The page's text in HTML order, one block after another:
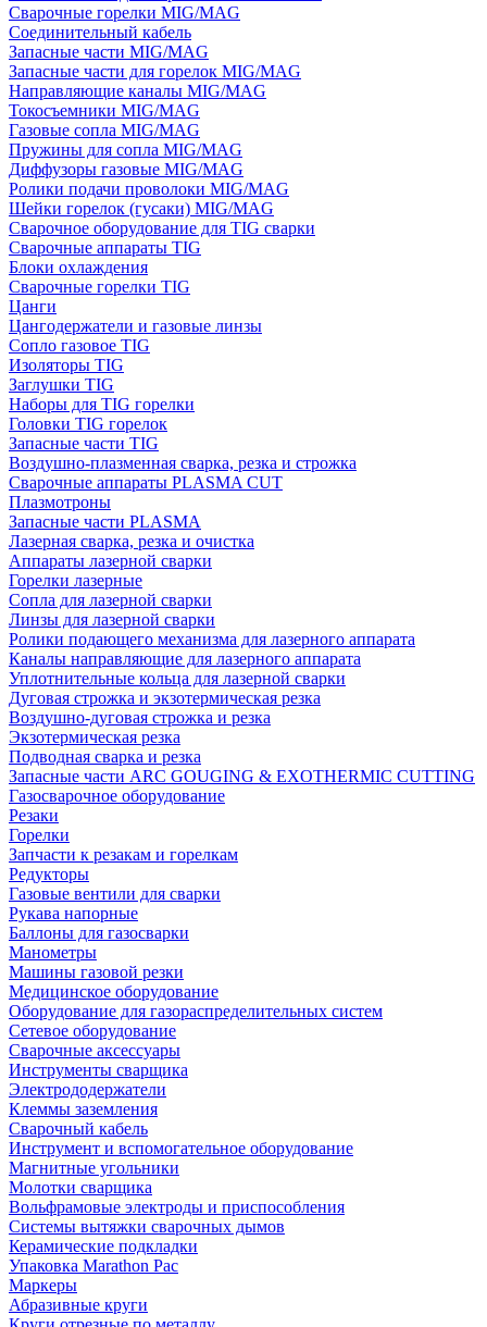
Сварочные горелки MIG/MAG
Соединительный кабель
Запасные части MIG/MAG
Запасные части для горелок MIG/MAG
Направляющие каналы MIG/MAG
Токосъемники MIG/MAG
Газовые сопла MIG/MAG
Пружины для сопла MIG/MAG
Диффузоры газовые MIG/MAG
Ролики подачи проволоки MIG/MAG
Шейки горелок (гусаки) MIG/MAG
Сварочное оборудование для TIG сварки
Сварочные аппараты TIG
Блоки охлаждения
Сварочные горелки TIG
Цанги
Цангодержатели и газовые линзы
Сопло газовое TIG
Изоляторы TIG
Заглушки TIG
Наборы для TIG горелки
Головки TIG горелок
Запасные части TIG
Воздушно-плазменная сварка, резка и строжка
Сварочные аппараты PLASMA CUT
Плазмотроны
Запасные части PLASMA
Лазерная сварка, резка и очистка
Аппараты лазерной сварки
Горелки лазерные
Сопла для лазерной сварки
Линзы для лазерной сварки
Ролики подающего механизма для лазерного аппарата
Каналы направляющие для лазерного аппарата
Уплотнительные кольца для лазерной сварки
Дуговая строжка и экзотермическая резка
Воздушно-дуговая строжка и резка
Экзотермическая резка
Подводная сварка и резка
Запасные части ARC GOUGING & EXOTHERMIC CUTTING
Газосварочное оборудование
Резаки
Горелки
Запчасти к резакам и горелкам
Редукторы
Газовые вентили для сварки
Рукава напорные
Баллоны для газосварки
Манометры
Машины газовой резки
Медицинское оборудование
Оборудование для газораспределительных систем
Сетевое оборудование
Сварочные аксессуары
Инструменты сварщика
Электрододержатели
Клеммы заземления
Сварочный кабель
Инструмент и вспомогательное оборудование
Магнитные угольники
Молотки сварщика
Вольфрамовые электроды и приспособления
Системы вытяжки сварочных дымов
Керамические подкладки
Упаковка Marathon Pac
Маркеры
Абразивные круги